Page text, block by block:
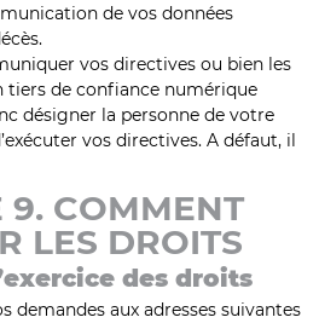
de vos données
vos directives ou bien les
tiers de confiance numérique
désigner la personne de votre
vos directives. A défaut, il
9. COMMENT
LES DROITS
des droits
demandes aux adresses suivantes